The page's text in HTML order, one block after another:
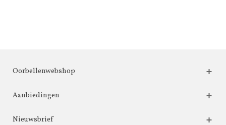
Oorbellenwebshop
Aanbiedingen
Nieuwsbrief